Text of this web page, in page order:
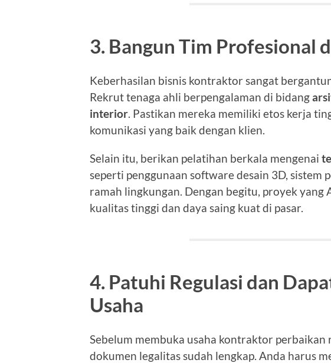
3. Bangun Tim Profesional
Keberhasilan bisnis kontraktor sangat
Rekrut tenaga ahli berpengalaman di bidang
interior . Pastikan mereka memiliki etos kerja
komunikasi yang baik dengan klien.
Selain itu, berikan pelatihan berkala mengenai
seperti penggunaan software desain 3D, sistem
ramah lingkungan. Dengan begitu, proyek yang
kualitas tinggi dan daya saing kuat di pasar.
4. Patuhi Regulasi dan
Usaha
Sebelum membuka usaha kontraktor perbaikan
dokumen legalitas sudah lengkap. Anda harus